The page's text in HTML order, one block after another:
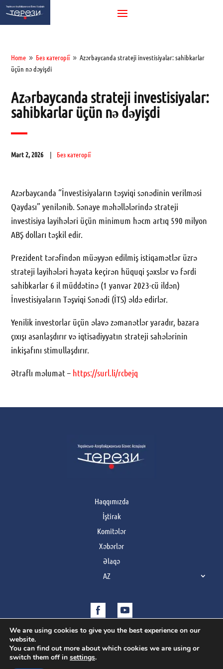
Home 9 Без категорії 9 Azərbaycanda strateji investisiyalar: sahibkarlar
üçün nə dəyişdi
Azərbaycanda strateji investisiyalar:
sahibkarlar üçün nə dəyişdi
Mart 2, 2026 Без категорії
Azərbaycanda “İnvestisiyaların təşviqi sənədinin verilməsi
Qaydası” yenilənib. Sənaye məhəllələrində strateji
investisiya layihələri üçün minimum həcm artıq 590 milyon
ABŞ dolları təşkil edir.
Prezident tərəfindən müəyyən edilmiş istiqamətlər üzrə
strateji layihələri həyata keçirən hüquqi şəxslər və fərdi
sahibkarlar 6 il müddətinə (1 yanvar 2023-cü ildən)
İnvestisiyaların Təşviqi Sənədi (İTS) əldə edirlər.
Yenilik investorlar üçün əlavə zəmanətlər yaradır, bazara
çıxışı asanlaşdırır və iqtisadiyyatın strateji sahələrinin
inkişafını stimullaşdırır.
Ətraflı məlumat – https://surl.li/rcbejq
Haqqımızda
İştirak
Komitələr
Xəbərlər
Əlaqə
AZ
Copyright © 2021 | Усі права захищено
We are using cookies to give you the best experience on our
website.
You can find out more about which cookies we are using or
switch them off in settings.